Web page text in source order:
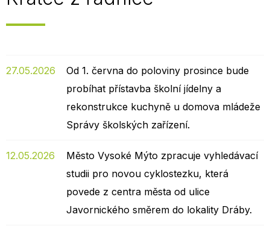
27.05.2026
Od 1. června do poloviny prosince bude
probíhat přístavba školní jídelny a
rekonstrukce kuchyně u domova mládeže
Správy školských zařízení.
12.05.2026
Město Vysoké Mýto zpracuje vyhledávací
studii pro novou cyklostezku, která
povede z centra města od ulice
Javornického směrem do lokality Dráby.